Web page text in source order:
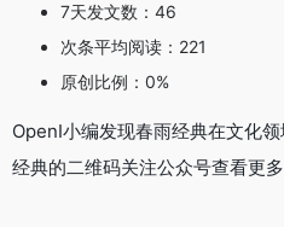
7天发文数：46
次条平均阅读：221
原创比例：0%
OpenI小编发现春雨经典在文化
经典的二维码关注公众号查看更多